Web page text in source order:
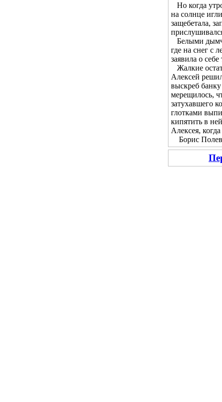
Но когда
на солнце
защебетала,
Белыми
где на снег с
заявила о
Жалкие
Алексей
выскреб
мерещилось,
затухавшего
глотками
кипятить в
Алексея,
Борис